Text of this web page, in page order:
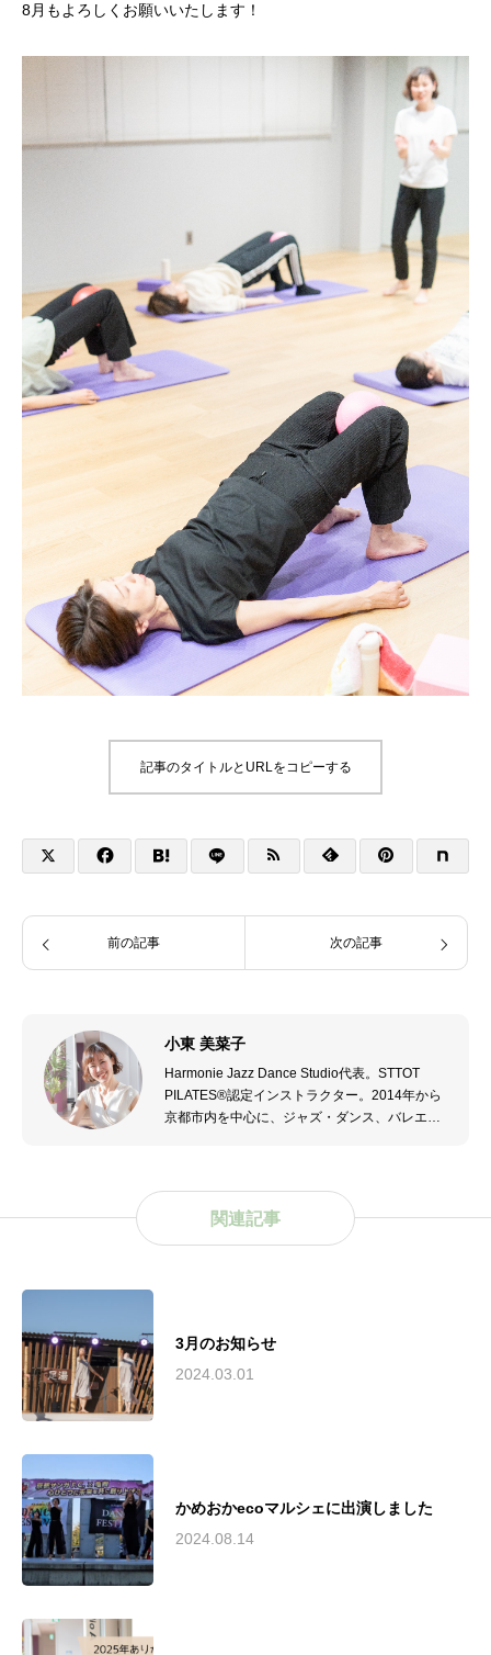
8月もよろしくお願いいたします！
記事のタイトルとURLをコピーする
前の記事 次の記事
小東 美菜子
Harmonie Jazz Dance Studio代表。STTOT
PILATES®認定インストラクター。2014年から
京都市内を中心に、ジャズ・ダンス、バレエ、
岡ジャズ・ストリート ダンス構成アドバイザ
関連記事
3月のお知らせ
2024.03.01
かめおかecoマルシェに出演しました
2024.08.14